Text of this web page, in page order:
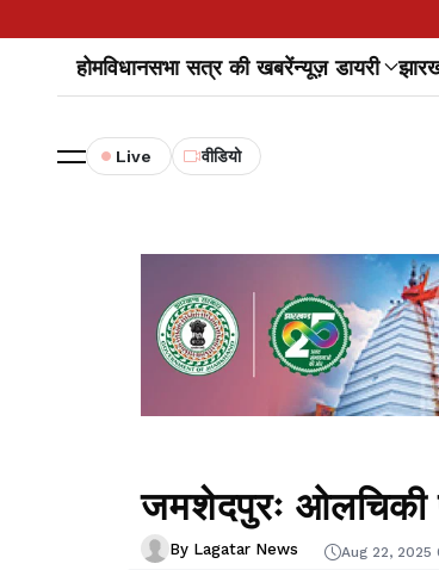
होमविधानसभा सत्र की खबरेंन्यूज़ डायरी
Live वीडियो
जमशेदपुरः ओलचिकी
By Lagatar News Aug 22, 2025